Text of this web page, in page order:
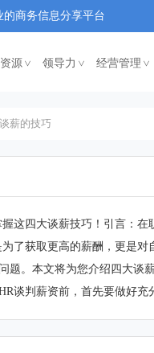
商务信息分享平台
源< 领导力 < 经营管理<
薪的技巧
这四大谈薪技巧！引言：
了获取更高的薪酬，更是
题。本文将为您介绍四大谈
谈判薪资前，首先要做好